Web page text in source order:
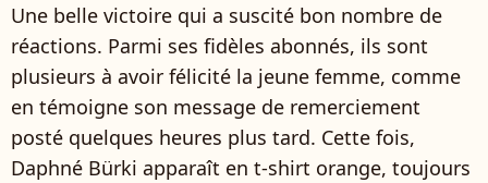
Une belle victoire qui a suscité bon nombre de
réactions. Parmi ses fidèles abonnés, ils sont
plusieurs à avoir félicité la jeune femme, comme
en témoigne son message de remerciement
posté quelques heures plus tard. Cette fois,
Daphné Bürki apparaît en t-shirt orange, toujours